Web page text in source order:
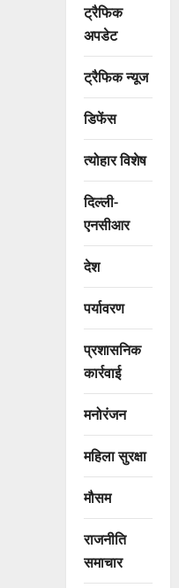
ट्रैफिक
अपडेट
ट्रैफिक न्यूज
डिफेंस
त्योहार विशेष
दिल्ली-
एनसीआर
देश
पर्यावरण
प्रशासनिक
कार्रवाई
मनोरंजन
महिला सुरक्षा
मौसम
राजनीति
समाचार